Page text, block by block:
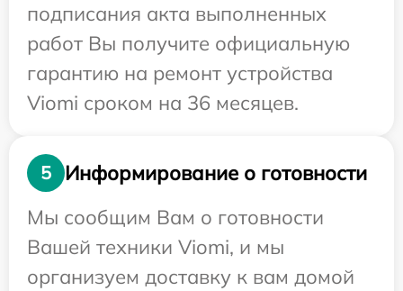
подписания акта выполненных
работ Вы получите официальную
гарантию на ремонт устройства
Viomi сроком на 36 месяцев.
5
Информирование о готовности
Мы сообщим Вам о готовности
Вашей техники Viomi, и мы
организуем доставку к вам домой